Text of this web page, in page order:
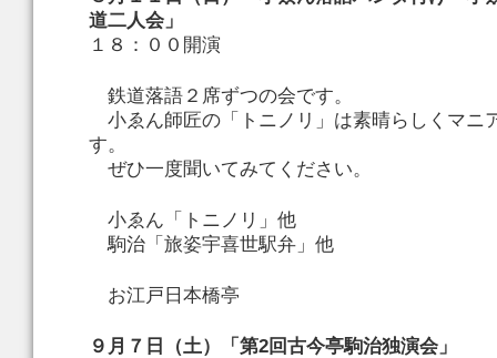
道二人会」
１８：００開演
鉄道落語２席ずつの会です。
小ゑん師匠の「トニノリ」は素晴らしくマニ
す。
ぜひ一度聞いてみてください。
小ゑん「トニノリ」他
駒治「旅姿宇喜世駅弁」他
お江戸日本橋亭
９月７日（土）「第2回古今亭駒治独演会」